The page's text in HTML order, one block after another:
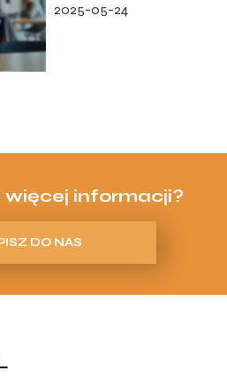
2025-05-24
więcej informacji?
DO NAS